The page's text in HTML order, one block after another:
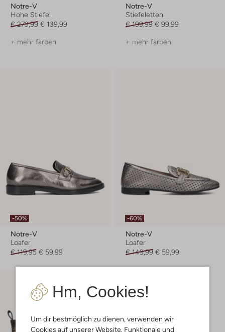
Hm, Cookies!
Um dir bestmöglich zu dienen, verwenden wir
Cookies auf unserer Website. Funktionale und
Notre-V
Hohe Stiefel
€ 279,99 € 139,99
+ mehr farben
Notre-V
Stiefeletten
€ 199,99 € 99,99
+ mehr farben
-50%
Notre-V
Loafer
€ 119,95 € 59,99
-60%
Notre-V
Loafer
€ 149,99 € 59,99